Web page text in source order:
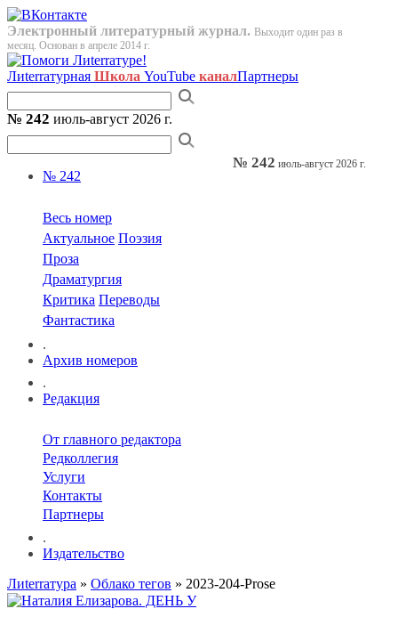
Электронный литературный журнал. Выходит один раз в
месяц. Основан в апреле 2014 г.
Лиterraтурная Школа YouTube каналПартнеры
№ 242 июль-август 2026 г.
№ 242
Весь номер
Актуальное Поэзия
Проза
Драматургия
Критика Переводы
Фантастика
.
Архив номеров
.
Редакция
От главного редактора
Редколлегия
Услуги
Контакты
Партнеры
.
Издательство
№ 242 июль-август 2026 г.
Лиterraтура » Облако тегов » 2023-204-Prose